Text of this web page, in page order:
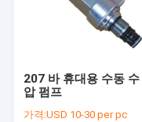
공장 여행
207 바 휴대용 수동 수
압 펌프
가격:USD 10-30 per pc